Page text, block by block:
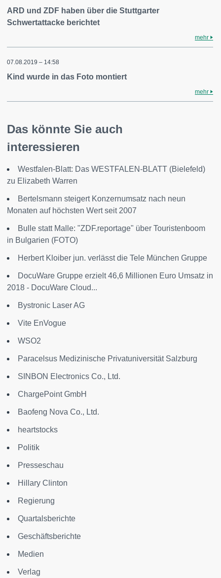
ARD und ZDF haben über die Stuttgarter
Schwertattacke berichtet
mehr
07.08.2019 – 14:58
Kind wurde in das Foto montiert
mehr
Das könnte Sie auch
interessieren
Westfalen-Blatt: Das WESTFALEN-BLATT (Bielefeld)
zu Elizabeth Warren
Bertelsmann steigert Konzernumsatz nach neun
Monaten auf höchsten Wert seit 2007
Bulle statt Malle: "ZDF.reportage" über Touristenboom
in Bulgarien (FOTO)
Herbert Kloiber jun. verlässt die Tele München Gruppe
DocuWare Gruppe erzielt 46,6 Millionen Euro Umsatz in
2018 - DocuWare Cloud...
Bystronic Laser AG
Vite EnVogue
WSO2
Paracelsus Medizinische Privatuniversität Salzburg
SINBON Electronics Co., Ltd.
ChargePoint GmbH
Baofeng Nova Co., Ltd.
heartstocks
Politik
Presseschau
Hillary Clinton
Regierung
Quartalsberichte
Geschäftsberichte
Medien
Verlag